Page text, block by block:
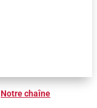
Notre chaîne